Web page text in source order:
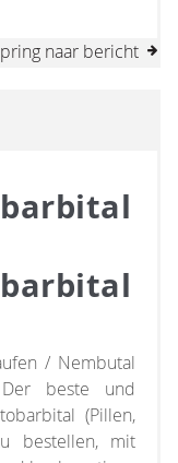
naar bericht
/ Nembutal
beste und
(Pillen,
bestellen, mit